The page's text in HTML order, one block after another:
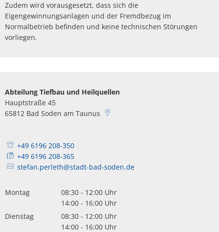
Zudem wird vorausgesetzt, dass sich die
Eigengewinnungsanlagen und der Fremdbezug im
Normalbetrieb befinden und keine technischen Störungen
vorliegen.
Abteilung Tiefbau und Heilquellen
Hauptstraße 45
65812 Bad Soden am Taunus
+49 6196 208-350
+49 6196 208-365
stefan.perleth@stadt-bad-soden.de
Montag 08:30 - 12:00 Uhr
Von 08:30 bis 12:00 Uhr
14:00 - 16:00 Uhr
Von 14:00 bis 16:00 Uhr
Dienstag 08:30 - 12:00 Uhr
Von 08:30 bis 12:00 Uhr
14:00 - 16:00 Uhr